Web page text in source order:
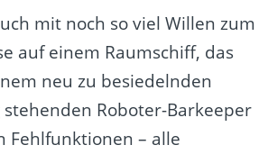
mit noch so viel Willen zum
auf einem Raumschiff, das
neu zu besiedelnden
Roboter-Barkeeper
Fehlfunktionen – alle